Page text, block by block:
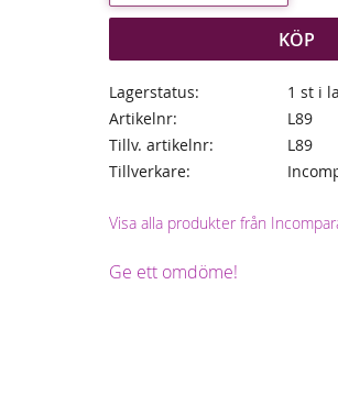
KÖP
Lagerstatus
1 st i
Artikelnr
L89
Tillv. artikelnr
L89
Tillverkare
Visa alla produkter från
Ge ett omdöme!